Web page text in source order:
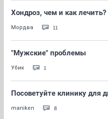
Хондроз, чем и как лечить?
Мордва 11
"Мужские" проблемы
Убик 1
Посоветуйте клинику для
maniken 8